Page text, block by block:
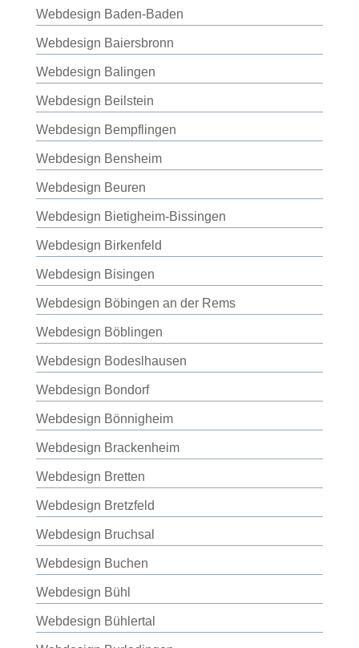
Webdesign Baden-Baden
Webdesign Baiersbronn
Webdesign Balingen
Webdesign Beilstein
Webdesign Bempflingen
Webdesign Bensheim
Webdesign Beuren
Webdesign Bietigheim-Bissingen
Webdesign Birkenfeld
Webdesign Bisingen
Webdesign Böbingen an der Rems
Webdesign Böblingen
Webdesign Bodeslhausen
Webdesign Bondorf
Webdesign Bönnigheim
Webdesign Brackenheim
Webdesign Bretten
Webdesign Bretzfeld
Webdesign Bruchsal
Webdesign Buchen
Webdesign Bühl
Webdesign Bühlertal